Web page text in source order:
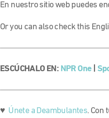
En nuestro sitio web puedes
Or you can also check this
ESCÚCHALO EN: NPR One|
♥ Únete a Deambulantes. Con